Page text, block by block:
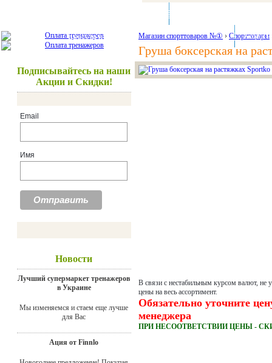
Красота и здоровье Акции и
Подписывайтесь на наши
Акции и Скидки!
Email
Имя
Новости
Лучший супермаркет тренажеров
в Украине
Мы изменяемся и стаем еще лучше
для Вас
Ация от Finnlo
Магазин спорттоваров №① › Спорттовары
Груша боксерская на
В связи с нестабильным курсом валют, не
цены на весь ассортимент.
Обязательно уточните
менеджера
ПРИ НЕСООТВЕТСТВИИ ЦЕНЫ -